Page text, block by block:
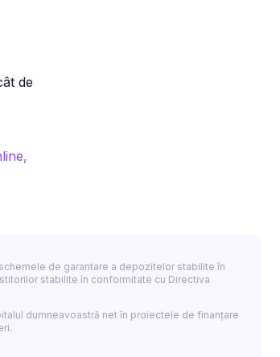
de
,
de garantare a depozitelor stabilite în
stabilite în conformitate cu Directiva
dumneavoastră net în proiectele de finanțare